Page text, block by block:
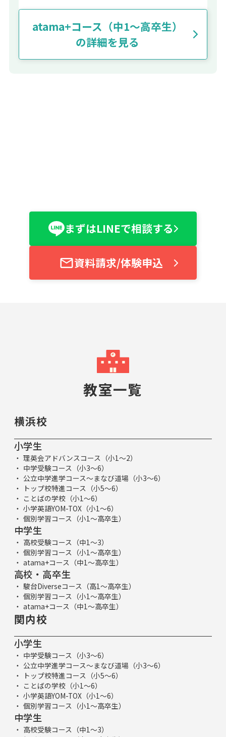
atama+コース（中1～高卒生）
の詳細を見る
まずはLINEで相談する
資料請求/体験申込
教室一覧
横浜校
小学生
理英会アドバンスコース（小1～2）
中学受験コース（小3～6）
公立中学進学コース～まなび道場（小3～6）
トップ校特進コース（小5～6）
ことばの学校（小1～6）
小学英語YOM-TOX（小1～6）
個別学習コース（小1～高卒生）
中学生
高校受験コース（中1～3）
個別学習コース（小1～高卒生）
atama+コース（中1～高卒生）
高校・高卒生
駿台Diverseコース（高1～高卒生）
個別学習コース（小1～高卒生）
atama+コース（中1～高卒生）
関内校
小学生
中学受験コース（小3～6）
公立中学進学コース～まなび道場（小3～6）
トップ校特進コース（小5～6）
ことばの学校（小1～6）
小学英語YOM-TOX（小1～6）
個別学習コース（小1～高卒生）
中学生
高校受験コース（中1～3）